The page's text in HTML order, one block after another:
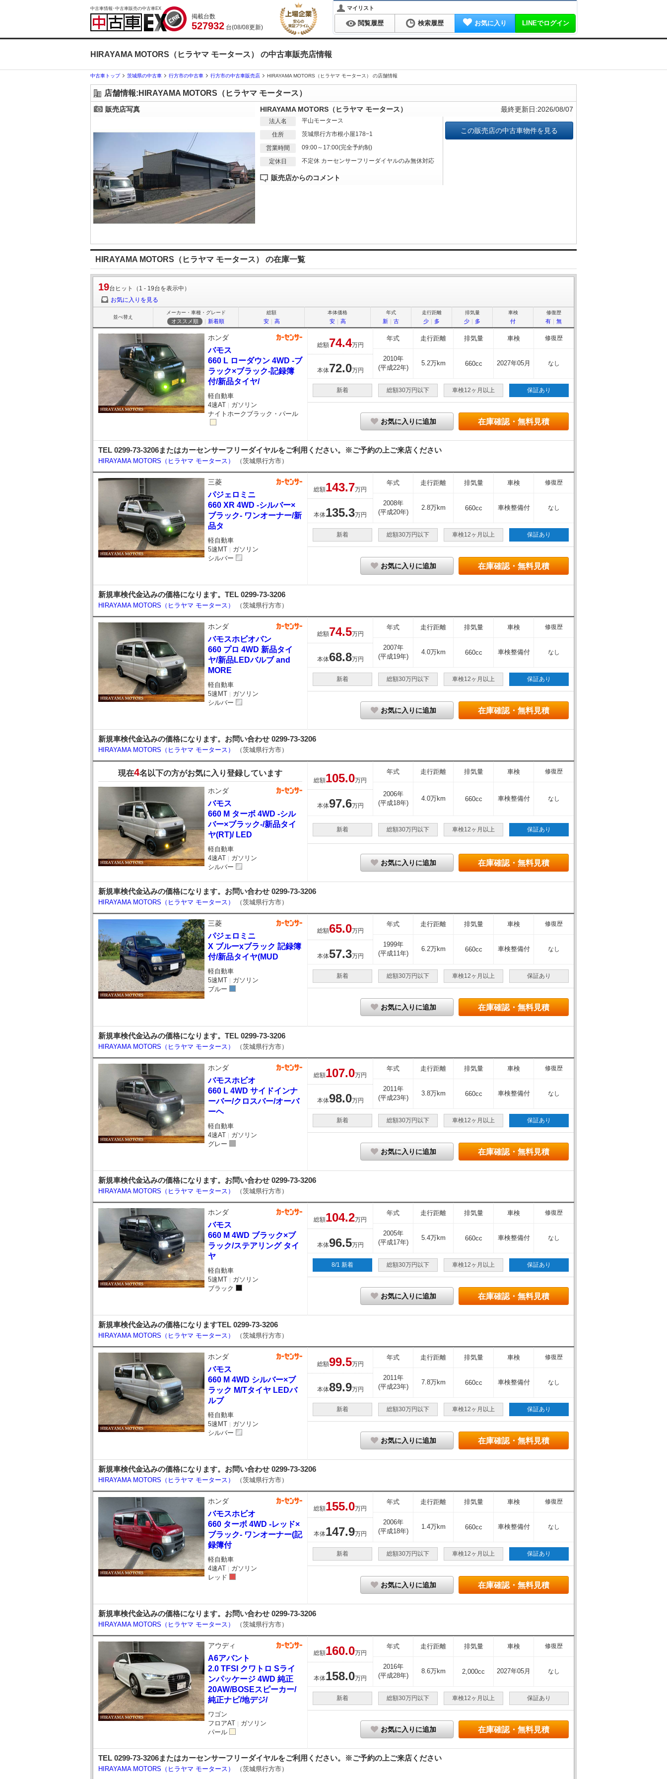
中古車情報･中古車販売の中古車EX
掲載台数
527932 台(08/08更新)
マイリスト
閲覧履歴 検索履歴 お気に入り LINEでログイン
HIRAYAMA MOTORS（ヒラヤマ モータース） の中古車販売店情報
中古車トップ 茨城県の中古車 行方市の中古車 行方市の中古車販売店 HIRAYAMA MOTORS（ヒラヤマ モータース） の店舗情報
店舗情報:HIRAYAMA MOTORS（ヒラヤマ モータース）
販売店写真 HIRAYAMA MOTORS（ヒラヤマ モータース）
法人名
平山モータース
住所
茨城県行方市根小屋178−1
営業時間
09:00～17:00(完全予約制)
定休日
不定休 カーセンサーフリーダイヤルのみ無休対応
販売店からのコメント
最終更新日:2026/08/07
この販売店の中古車物件を見る
HIRAYAMA MOTORS（ヒラヤマ モータース） の在庫一覧
19台ヒット（1 - 19台を表示中）
お気に入りを見る
並べ替え
メーカー・車種・グレード
オススメ順 ｜ 新着順
総額
安｜ 高
本体価格
安｜ 高
年式
新 ｜ 古
走行距離
少 ｜ 多
排気量
少 ｜ 多
車検
付
修復歴
有 ｜ 無
ホンダ
バモス
660 L ローダウン 4WD -ブ
ラック×ブラック-記録簿
付/新品タイヤ/
軽自動車
4速AT ｜ ガソリン
ナイトホークブラック・パール
総額74.4万円
本体72.0万円
年式 走行距離 排気量 車検 修復歴
2010年
(平成22年)
5.2万km 660cc 2027年05月 なし
新着 総額30万円以下 車検12ヶ月以上 保証あり
在庫確認・無料見積
お気に入りに追加
TEL 0299-73-3206またはカーセンサーフリーダイヤルをご利用ください。※ご予約の上ご来店ください
HIRAYAMA MOTORS（ヒラヤマ モータース） （茨城県行方市）
三菱
パジェロミニ
660 XR 4WD -シルバー×
ブラック- ワンオーナー/新
品タ
軽自動車
5速MT ｜ ガソリン
シルバー
総額143.7万円
本体135.3万円
年式 走行距離 排気量 車検 修復歴
2008年
(平成20年)
2.8万km 660cc 車検整備付 なし
新着 総額30万円以下 車検12ヶ月以上 保証あり
在庫確認・無料見積
お気に入りに追加
新規車検代金込みの価格になります。TEL 0299-73-3206
HIRAYAMA MOTORS（ヒラヤマ モータース） （茨城県行方市）
ホンダ
バモスホビオバン
660 プロ 4WD 新品タイ
ヤ/新品LEDバルブ and
MORE
軽自動車
5速MT ｜ ガソリン
シルバー
総額74.5万円
本体68.8万円
年式 走行距離 排気量 車検 修復歴
2007年
(平成19年)
4.0万km 660cc 車検整備付 なし
新着 総額30万円以下 車検12ヶ月以上 保証あり
在庫確認・無料見積
お気に入りに追加
新規車検代金込みの価格になります。お問い合わせ 0299-73-3206
HIRAYAMA MOTORS（ヒラヤマ モータース） （茨城県行方市）
現在4名以下の方がお気に入り登録しています
ホンダ
バモス
660 M ターボ 4WD -シル
バー×ブラック-/新品タイ
ヤ(RT)/ LED
軽自動車
4速AT ｜ ガソリン
シルバー
総額105.0万円
本体97.6万円
年式 走行距離 排気量 車検 修復歴
2006年
(平成18年)
4.0万km 660cc 車検整備付 なし
新着 総額30万円以下 車検12ヶ月以上 保証あり
在庫確認・無料見積
お気に入りに追加
新規車検代金込みの価格になります。お問い合わせ 0299-73-3206
HIRAYAMA MOTORS（ヒラヤマ モータース） （茨城県行方市）
三菱
パジェロミニ
X ブルーxブラック 記録簿
付/新品タイヤ(MUD
軽自動車
5速MT ｜ ガソリン
ブルー
総額65.0万円
本体57.3万円
年式 走行距離 排気量 車検 修復歴
1999年
(平成11年)
6.2万km 660cc 車検整備付 なし
新着 総額30万円以下 車検12ヶ月以上 保証あり
在庫確認・無料見積
お気に入りに追加
新規車検代金込みの価格になります。TEL 0299-73-3206
HIRAYAMA MOTORS（ヒラヤマ モータース） （茨城県行方市）
ホンダ
バモスホビオ
660 L 4WD サイドインナ
ーバー/クロスバー/オーバ
ーヘ
軽自動車
4速AT ｜ ガソリン
グレー
総額107.0万円
本体98.0万円
年式 走行距離 排気量 車検 修復歴
2011年
(平成23年)
3.8万km 660cc 車検整備付 なし
新着 総額30万円以下 車検12ヶ月以上 保証あり
在庫確認・無料見積
お気に入りに追加
新規車検代金込みの価格になります。お問い合わせ 0299-73-3206
HIRAYAMA MOTORS（ヒラヤマ モータース） （茨城県行方市）
ホンダ
バモス
660 M 4WD ブラック×ブ
ラック/ステアリング タイ
ヤ
軽自動車
5速MT ｜ ガソリン
ブラック
総額104.2万円
本体96.5万円
年式 走行距離 排気量 車検 修復歴
2005年
(平成17年)
5.4万km 660cc 車検整備付 なし
8/1 新着 総額30万円以下 車検12ヶ月以上 保証あり
在庫確認・無料見積
お気に入りに追加
新規車検代金込みの価格になりますTEL 0299-73-3206
HIRAYAMA MOTORS（ヒラヤマ モータース） （茨城県行方市）
ホンダ
バモス
660 M 4WD シルバー×ブ
ラック M/Tタイヤ LEDバ
ルブ
軽自動車
5速MT ｜ ガソリン
シルバー
総額99.5万円
本体89.9万円
年式 走行距離 排気量 車検 修復歴
2011年
(平成23年)
7.8万km 660cc 車検整備付 なし
新着 総額30万円以下 車検12ヶ月以上 保証あり
在庫確認・無料見積
お気に入りに追加
新規車検代金込みの価格になります。お問い合わせ 0299-73-3206
HIRAYAMA MOTORS（ヒラヤマ モータース） （茨城県行方市）
ホンダ
バモスホビオ
660 ターボ 4WD -レッド×
ブラック- ワンオーナー(記
録簿付
軽自動車
4速AT ｜ ガソリン
レッド
総額155.0万円
本体147.9万円
年式 走行距離 排気量 車検 修復歴
2006年
(平成18年)
1.4万km 660cc 車検整備付 なし
新着 総額30万円以下 車検12ヶ月以上 保証あり
在庫確認・無料見積
お気に入りに追加
新規車検代金込みの価格になります。お問い合わせ 0299-73-3206
HIRAYAMA MOTORS（ヒラヤマ モータース） （茨城県行方市）
アウディ
A6アバント
2.0 TFSI クワトロ Sライ
ンパッケージ 4WD 純正
20AW/BOSEスピーカー/
純正ナビ/地デジ/
ワゴン
フロアAT ｜ ガソリン
パール
総額160.0万円
本体158.0万円
年式 走行距離 排気量 車検 修復歴
2016年
(平成28年)
8.6万km 2,000cc 2027年05月 なし
新着 総額30万円以下 車検12ヶ月以上 保証あり
在庫確認・無料見積
お気に入りに追加
TEL 0299-73-3206またはカーセンサーフリーダイヤルをご利用ください。※ご予約の上ご来店ください
HIRAYAMA MOTORS（ヒラヤマ モータース） （茨城県行方市）